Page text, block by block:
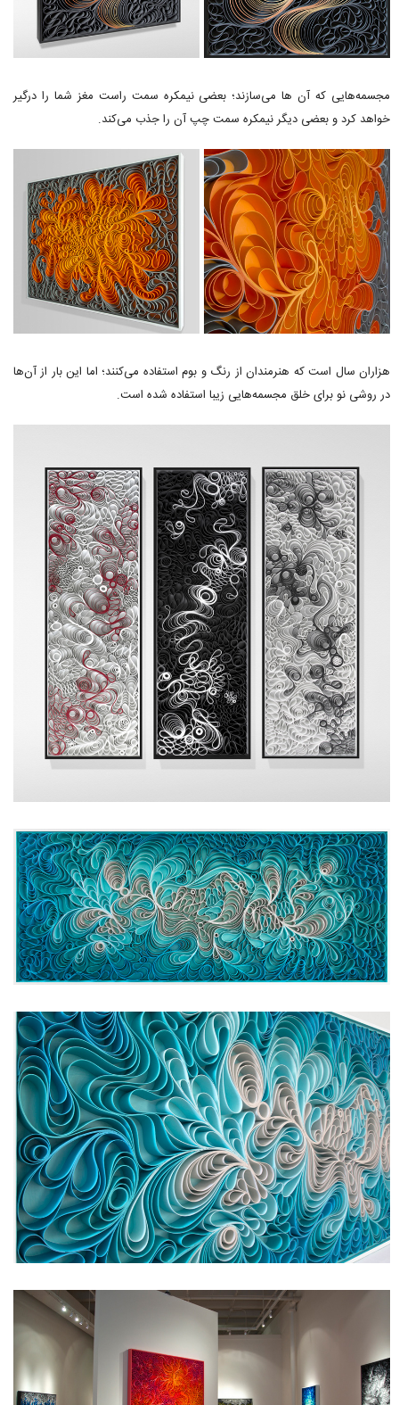
مجسمه‌هایی که آن ها می‌سازند؛ بعضی نیمکره سمت راست مغز شما را درگیر
خواهد کرد و بعضی دیگر نیمکره سمت چپ آن را جذب می‌کند.
هزاران سال است که هنرمندان از رنگ و بوم استفاده می‌کنند؛ اما این بار از آن‌ها
در روشی نو برای خلق مجسمه‌هایی زیبا استفاده شده است.